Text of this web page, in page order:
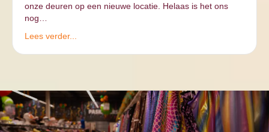
onze deuren op een nieuwe locatie. Helaas is het ons
nog…
Lees verder...